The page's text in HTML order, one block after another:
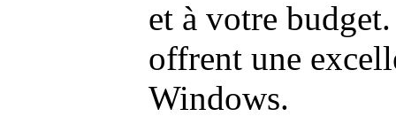
et à votre
offrent une
Windows.